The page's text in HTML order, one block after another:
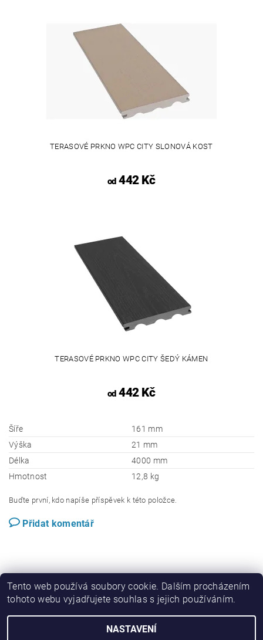
TERASOVÉ PRKNO WPC CITY SLONOVÁ KOST
od442 Kč
TERASOVÉ PRKNO WPC CITY ŠEDÝ KÁMEN
od442 Kč
Šíře
161 mm
Výška
21 mm
Délka
4000 mm
Hmotnost
12,8 kg
Buďte první, kdo napíše příspěvek k této položce.
Přidat komentář
Tento web používá soubory cookie. Dalším procházením
tohoto webu vyjadřujete souhlas s jejich používáním.
NASTAVENÍ